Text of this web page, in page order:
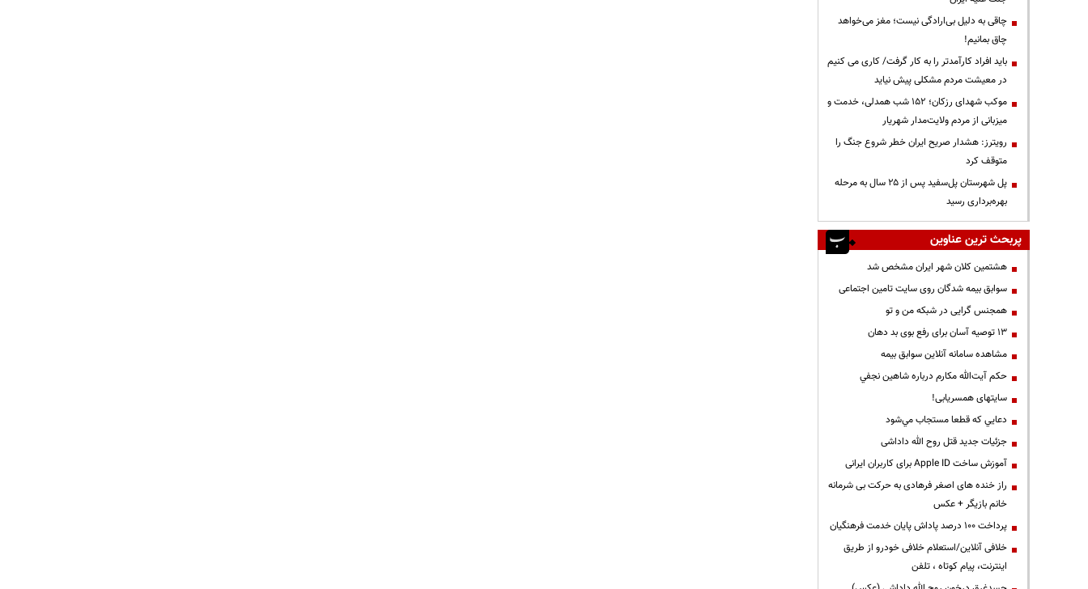
چاقی به دلیل بی‌ارادگی نیست؛ مغز می‌خواهد
چاق بمانیم!
باید افراد کارآمدتر را به کار گرفت/ کاری می کنیم
در معیشت مردم مشکلی پیش نیاید
موکب شهدای رزکان؛ ۱۵۲ شب همدلی، خدمت و
میزبانی از مردم ولایت‌مدار شهریار
رویترز: هشدار صریح ایران خطر شروع جنگ را
متوقف کرد
پل شهرستان پل‌سفید پس از ۲۵ سال به مرحله
بهره‌برداری رسید
پربحث ترین عناوین
هشتمین کلان شهر ایران مشخص شد
سوابق بیمه شدگان روی سایت تامین اجتماعی
همجنس گرایی در شبکه من و تو
13 توصیه آسان برای رفع بوی بد دهان
مشاهده سامانه آنلاين سوابق بیمه
حكم آيت‌الله مكارم درباره شاهين نجفي
سایتهای همسریابی!
دعايي كه قطعا مستجاب مي‌شود
جزئیات جدید قتل روح الله داداشی
آموزش ساخت Apple ID برای کاربران ایرانی
راز خنده های اصغر فرهادی به حرکت بی شرمانه
خانم بازیگر + عکس
پرداخت ۱۰۰ درصد پاداش پایان خدمت فرهنگیان
خلافی آنلاین/استعلام خلافی خودرو از طریق
اینترنت، پیام کوتاه ، تلفن